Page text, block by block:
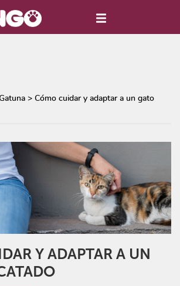
> Cómo cuidar y adaptar a un gato
Y ADAPTAR A UN